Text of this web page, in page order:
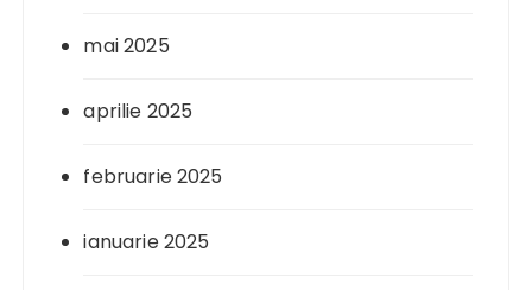
mai 2025
aprilie 2025
februarie 2025
ianuarie 2025